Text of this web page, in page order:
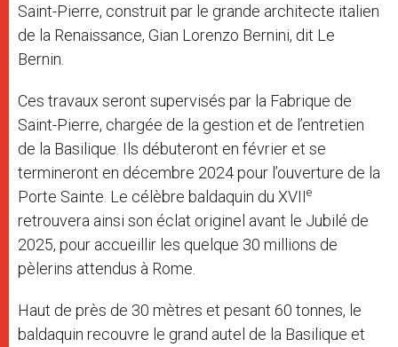
Saint-Pierre, construit par le grande architecte italien
de la Renaissance, Gian Lorenzo Bernini, dit Le
Bernin.
Ces travaux seront supervisés par la Fabrique de
Saint-Pierre, chargée de la gestion et de l’entretien
de la Basilique. Ils débuteront en février et se
termineront en décembre 2024 pour l’ouverture de la
Porte Sainte. Le célèbre baldaquin du XVIIe
retrouvera ainsi son éclat originel avant le Jubilé de
2025, pour accueillir les quelque 30 millions de
pèlerins attendus à Rome.
Haut de près de 30 mètres et pesant 60 tonnes, le
baldaquin recouvre le grand autel de la Basilique et